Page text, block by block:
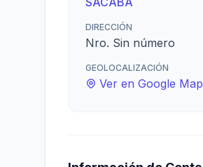
DIRECCIÓN
Nro. Sin número
GEOLOCALIZACIÓN
Ver en Google